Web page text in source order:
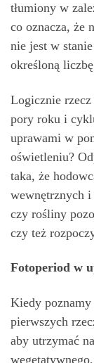
tłumiony w
co oznacza, że
nie jest w
określoną
Logicznie
pory roku i
uprawami w
oświetleniu?
taka, że
wewnętrznych i
czy rośliny
czy też
Fotoperiod w
Kiedy
pierwszych
aby utrzymać